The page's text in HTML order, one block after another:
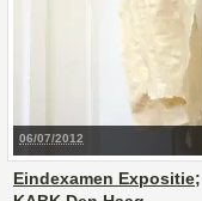
06/07/2012
Eindexamen Expositie;